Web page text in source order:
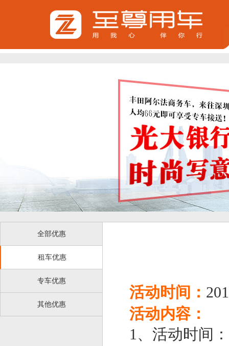
全部优惠
租车优惠
专车优惠
其他优惠
活动时间：
活动内容：
1、活动时间